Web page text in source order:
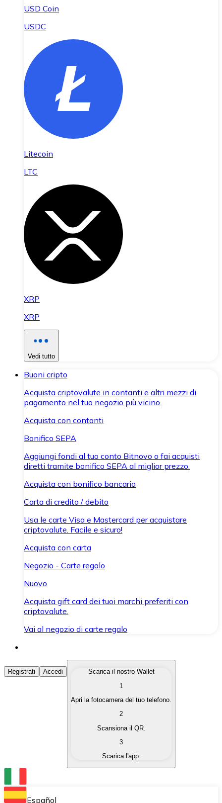
USD Coin
USDC
Litecoin
LTC
XRP
XRP
Vedi tutto
Buoni cripto
Acquista criptovalute in contanti e altri mezzi di
pagamento nel tuo negozio più vicino.
Acquista con contanti
Bonifico SEPA
Aggiungi fondi al tuo conto Bitnovo o fai acquisti
diretti tramite bonifico SEPA al miglior prezzo.
Acquista con bonifico bancario
Carta di credito / debito
Usa le carte Visa e Mastercard per acquistare
criptovalute. Facile e sicuro!
Acquista con carta
Negozio - Carte regalo
Nuovo
Acquista gift card dei tuoi marchi preferiti con
criptovalute.
Vai al negozio di carte regalo
Acquista Criptovalute
Acquista le criptovalute che ti interessano in modo
Converti le tue criptovalute in valuta fiat quando ne
Scambia una criptovaluta con un'altra
Conserva le tue cripto in un Wallet self-custodial.
Registrati Accedi
Scarica il nostro Wallet
1
Apri la fotocamera del tuo telefono.
2
Scansiona il QR.
3
Scarica l'app.
Español